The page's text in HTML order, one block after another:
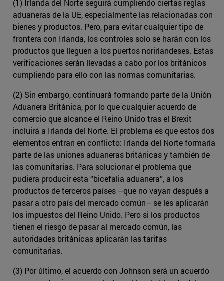
(1) Irlanda del Norte seguirá cumpliendo ciertas reglas
aduaneras de la UE, especialmente las relacionadas con
bienes y productos. Pero, para evitar cualquier tipo de
frontera con Irlanda, los controles solo se harán con los
productos que lleguen a los puertos norirlandeses. Estas
verificaciones serán llevadas a cabo por los británicos
cumpliendo para ello con las normas comunitarias.
(2) Sin embargo, continuará formando parte de la Unión
Aduanera Británica, por lo que cualquier acuerdo de
comercio que alcance el Reino Unido tras el Brexit
incluirá a Irlanda del Norte. El problema es que estos dos
elementos entran en conflicto: Irlanda del Norte formaría
parte de las uniones aduaneras británicas y también de
las comunitarias. Para solucionar el problema que
pudiera producir esta “bicefalia aduanera”, a los
productos de terceros países –que no vayan después a
pasar a otro país del mercado común– se les aplicarán
los impuestos del Reino Unido. Pero si los productos
tienen el riesgo de pasar al mercado común, las
autoridades británicas aplicarán las tarifas
comunitarias.
(3) Por último, el acuerdo con Johnson será un acuerdo